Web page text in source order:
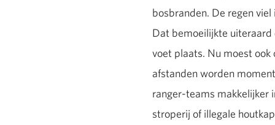
bosbranden. De regen
Dat bemoeilijkte
voet plaats. Nu moest
afstanden worden
ranger-teams makkelijker
stroperij of illegale